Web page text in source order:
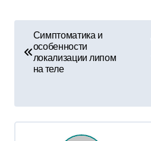
и
г
Симптоматика и
особенности
локализации липом
на теле